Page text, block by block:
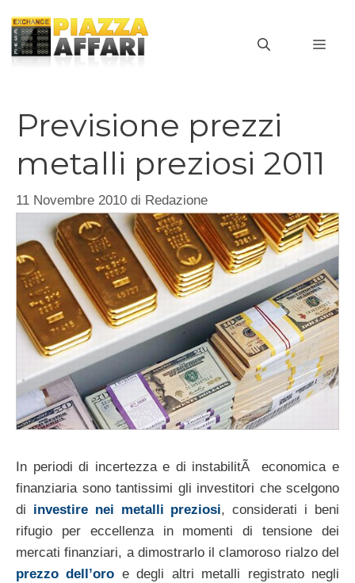
contenuto
Previsione prezzi
metalli preziosi 2011
11 Novembre 2010 di Redazione
In periodi di incertezza e di instabilitÃ economica e
finanziaria sono tantissimi gli investitori che scelgono
di investire nei metalli preziosi, considerati i beni
rifugio per eccellenza in momenti di tensione dei
mercati finanziari, a dimostrarlo il clamoroso rialzo del
prezzo dell’oro e degli altri metalli registrato negli